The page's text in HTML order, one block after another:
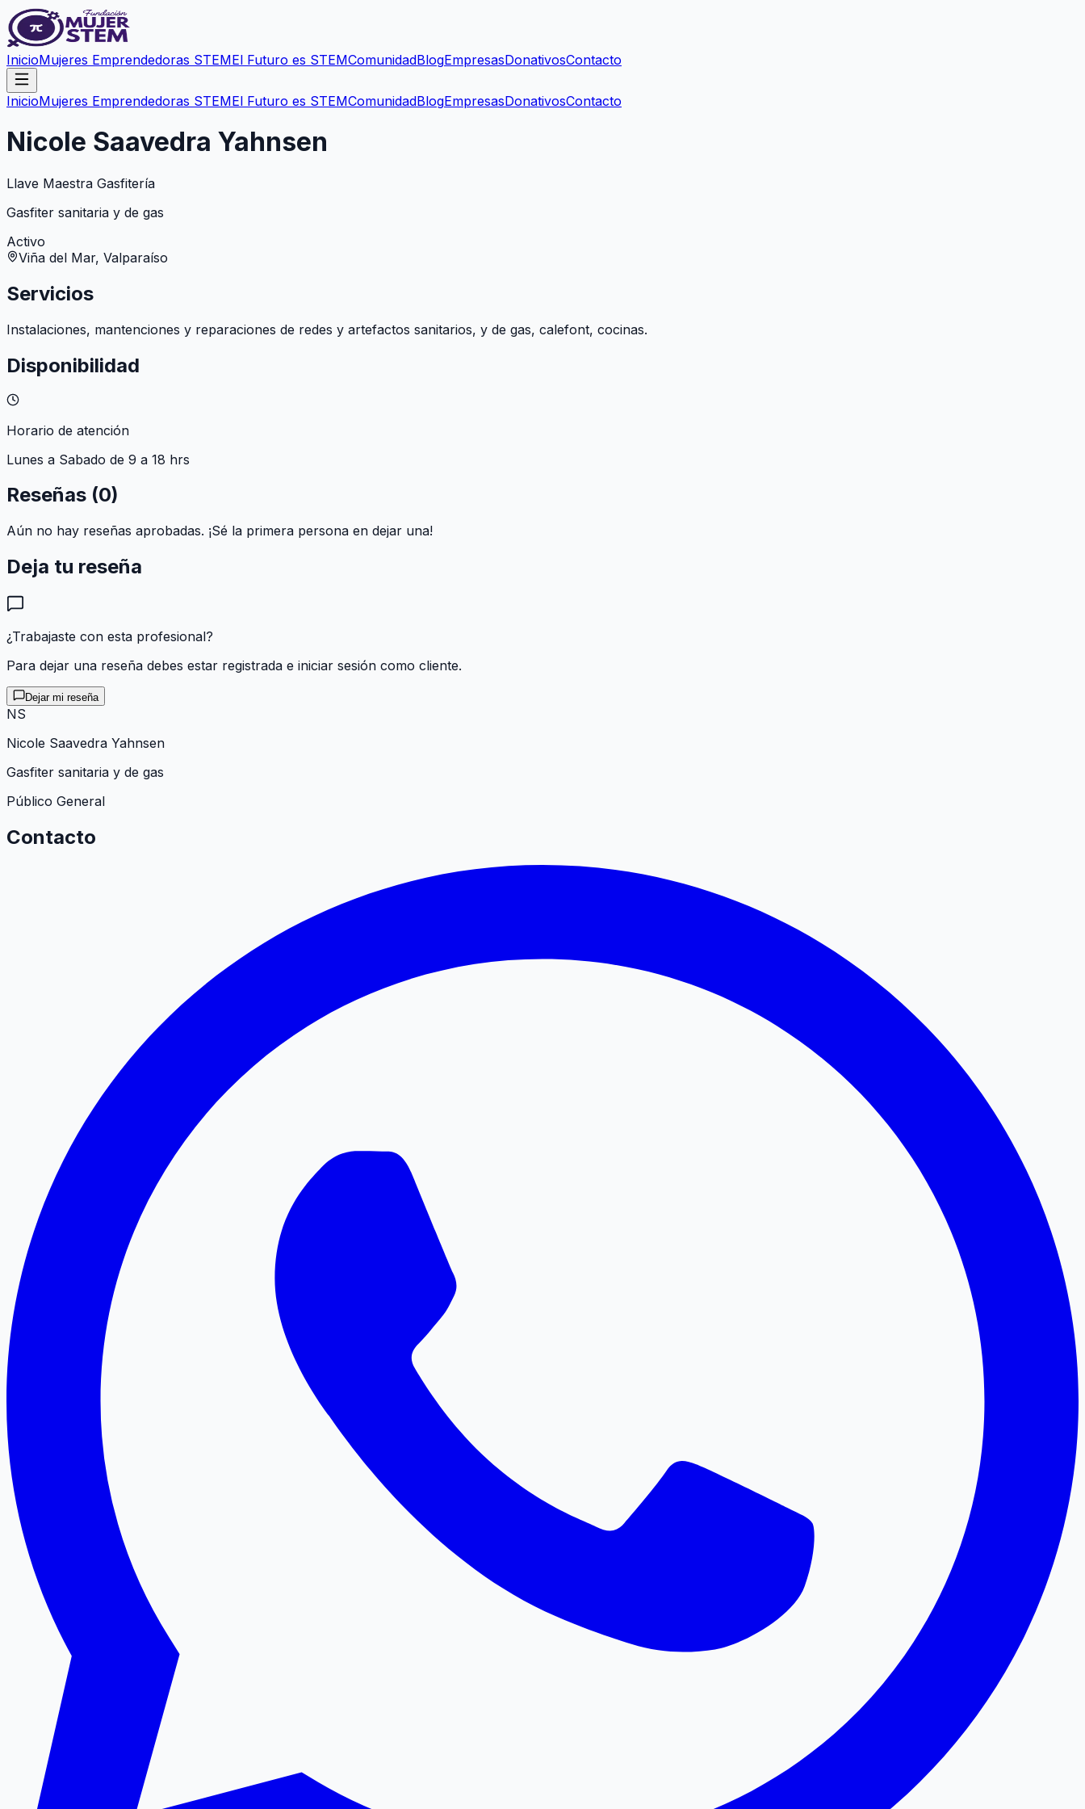
InicioMujeres Emprendedoras STEMEl Futuro es STEMComunidadBlogEmpresasDonativosContacto
InicioMujeres Emprendedoras STEMEl Futuro es STEMComunidadBlogEmpresasDonativosContacto
Nicole Saavedra Yahnsen
Llave Maestra Gasfitería
Gasfiter sanitaria y de gas
Activo
Viña del Mar, Valparaíso
Servicios
Instalaciones, mantenciones y reparaciones de redes y artefactos sanitarios, y de gas, calefont, cocinas.
Disponibilidad
Horario de atención
Lunes a Sabado de 9 a 18 hrs
Reseñas (0)
Aún no hay reseñas aprobadas. ¡Sé la primera persona en dejar una!
Deja tu reseña
¿Trabajaste con esta profesional?
Para dejar una reseña debes estar registrada e iniciar sesión como cliente.
Dejar mi reseña
NS
Nicole Saavedra Yahnsen
Gasfiter sanitaria y de gas
Público General
Contacto